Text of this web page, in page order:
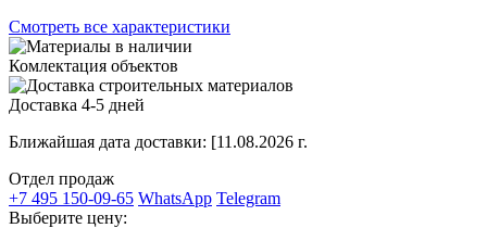
Смотреть все характеристики
Комлектация объектов
Доставка 4-5 дней
Ближайшая дата доставки: [11.08.2026 г.
Отдел продаж
+7 495 150-09-65 WhatsApp Telegram
Выберите цену: